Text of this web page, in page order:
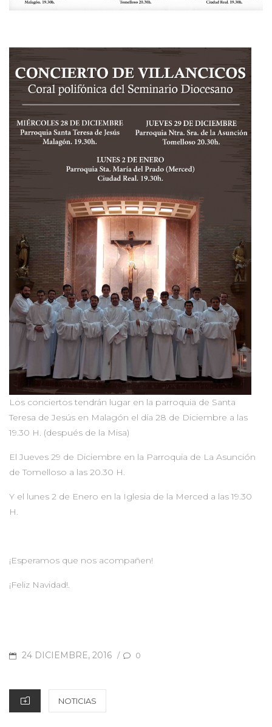
Los conciertos tendrán lugar en la parroquia de Santa
Teresa de Jesús en Malagón el día 28 de Diciembre a las
19.30 H. (después de la Misa)
El Jueves 29 de Diciembre en la Parroquia de La Asunción
de Tomelloso a las 20.30 H.
Y el lunes 2 de Enero en la Iglesia de la Merced a las 19.30
H.
¡Esperamos que nos acompañen!
¡Feliz Navidad!.
POSTED
24 DICIEMBRE, 2016 / 0
CATEGORIES
NOTICIAS